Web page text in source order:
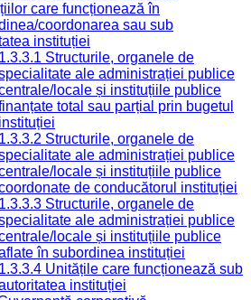
care funcționează în
coordonarea sau sub
instituției
1.3.3.1 Structurile, organele de
ale administrației publice
locale și instituțiile publice
total sau parțial prin bugetul
instituției
1.3.3.2 Structurile, organele de
ale administrației publice
locale și instituțiile publice
de conducătorul instituției
1.3.3.3 Structurile, organele de
ale administrației publice
locale și instituțiile publice
în subordinea instituției
1.3.3.4 Unitățile care funcționează sub
instituției